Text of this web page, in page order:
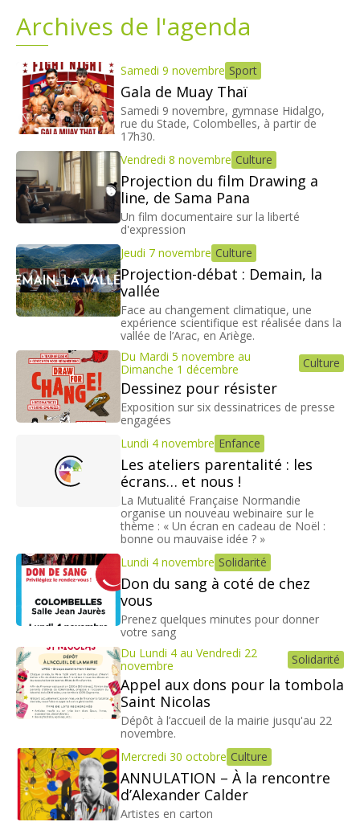
Archives de l'agenda
Samedi 9 novembre Sport
Gala de Muay Thaï
Samedi 9 novembre, gymnase Hidalgo,
rue du Stade, Colombelles, à partir de
17h30.
Vendredi 8 novembre Culture
Projection du film Drawing a
line, de Sama Pana
Un film documentaire sur la liberté
d'expression
Jeudi 7 novembre Culture
Projection-débat : Demain, la
vallée
Face au changement climatique, une
expérience scientifique est réalisée dans la
vallée de l’Arac, en Ariège.
Du Mardi 5 novembre au
Dimanche 1 décembre
Culture
Dessinez pour résister
Exposition sur six dessinatrices de presse
engagées
Lundi 4 novembre Enfance
Les ateliers parentalité : les
écrans… et nous !
La Mutualité Française Normandie
organise un nouveau webinaire sur le
thème : « Un écran en cadeau de Noël :
bonne ou mauvaise idée ? »
Lundi 4 novembre Solidarité
Don du sang à coté de chez
vous
Prenez quelques minutes pour donner
votre sang
Du Lundi 4 au Vendredi 22
novembre
Solidarité
Appel aux dons pour la tombola
Saint Nicolas
Dépôt à l’accueil de la mairie jusqu'au 22
novembre.
Mercredi 30 octobre Culture
ANNULATION – À la rencontre
d’Alexander Calder
Artistes en carton
Plans
Demandes légales
Emploi
Marchés publics
Grands projets